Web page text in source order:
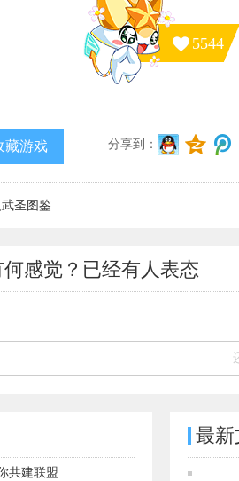
5544
藏游戏 分享到：
圣图鉴
感觉？已经有人表态
共建联盟
最